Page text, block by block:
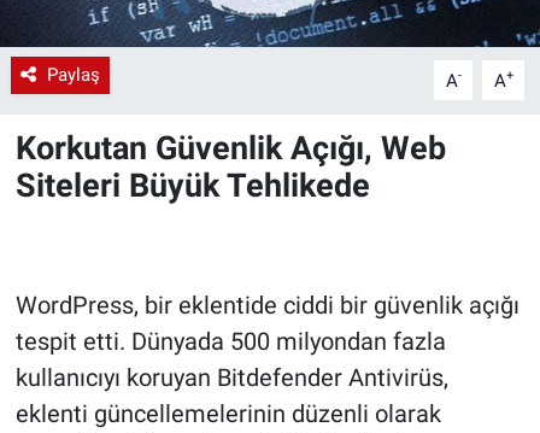
Paylaş A- A+
Korkutan Güvenlik Açığı, Web
Siteleri Büyük Tehlikede
WordPress, bir eklentide ciddi bir güvenlik açığı
tespit etti. Dünyada 500 milyondan fazla
kullanıcıyı koruyan Bitdefender Antivirüs,
eklenti güncellemelerinin düzenli olarak